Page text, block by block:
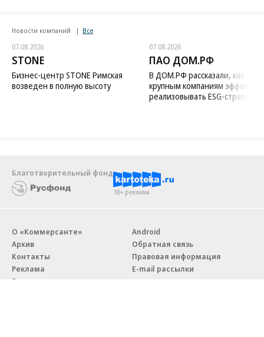
Новости компаний Все
07.08.2026
STONE
Бизнес-центр STONE Римская
возведен в полную высоту
07.08.2026
ПАО ДОМ.РФ
В ДОМ.РФ рассказали, как
крупным компаниям
реализовывать ESG-стратегию
Благотворительный фонд
18+ реклама
О «Коммерсанте»
Архив
Контакты
Реклама
Вакансии
Android
Обратная связь
Правовая информация
E-mail рассылки